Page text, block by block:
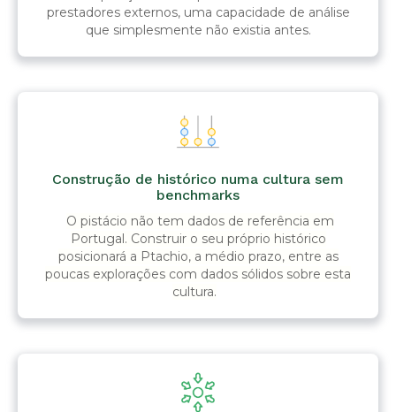
prestadores externos, uma capacidade de análise
que simplesmente não existia antes.
Construção de histórico numa cultura sem
benchmarks
O pistácio não tem dados de referência em
Portugal. Construir o seu próprio histórico
posicionará a Ptachio, a médio prazo, entre as
poucas explorações com dados sólidos sobre esta
cultura.